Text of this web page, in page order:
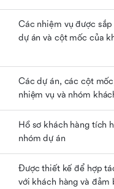
Các nhiệm vụ được
dự án và cột mốc của
Các dự án, các cột
nhiệm vụ và nhóm
Hồ sơ khách hàng tích
nhóm dự án
Được thiết kế để hợp
với khách hàng và đảm